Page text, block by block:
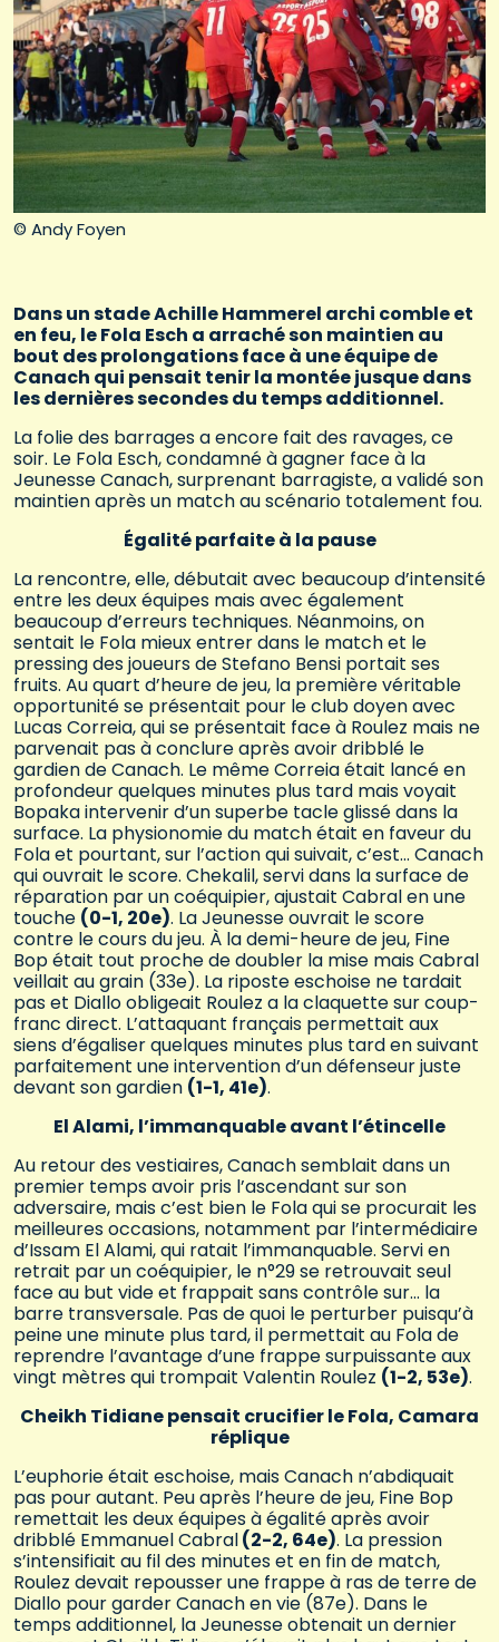
© Andy Foyen
Dans un stade Achille Hammerel archi comble et
en feu, le Fola Esch a arraché son maintien au
bout des prolongations face à une équipe de
Canach qui pensait tenir la montée jusque dans
les dernières secondes du temps additionnel.
La folie des barrages a encore fait des ravages, ce
soir. Le Fola Esch, condamné à gagner face à la
Jeunesse Canach, surprenant barragiste, a validé son
maintien après un match au scénario totalement fou.
Égalité parfaite à la pause
La rencontre, elle, débutait avec beaucoup d’intensité
entre les deux équipes mais avec également
beaucoup d’erreurs techniques. Néanmoins, on
sentait le Fola mieux entrer dans le match et le
pressing des joueurs de Stefano Bensi portait ses
fruits. Au quart d’heure de jeu, la première véritable
opportunité se présentait pour le club doyen avec
Lucas Correia, qui se présentait face à Roulez mais ne
parvenait pas à conclure après avoir dribblé le
gardien de Canach. Le même Correia était lancé en
profondeur quelques minutes plus tard mais voyait
Bopaka intervenir d’un superbe tacle glissé dans la
surface. La physionomie du match était en faveur du
Fola et pourtant, sur l’action qui suivait, c’est… Canach
qui ouvrait le score. Chekalil, servi dans la surface de
réparation par un coéquipier, ajustait Cabral en une
touche (0-1, 20e). La Jeunesse ouvrait le score
contre le cours du jeu. À la demi-heure de jeu, Fine
Bop était tout proche de doubler la mise mais Cabral
veillait au grain (33e). La riposte eschoise ne tardait
pas et Diallo obligeait Roulez a la claquette sur coup-
franc direct. L’attaquant français permettait aux
siens d’égaliser quelques minutes plus tard en suivant
parfaitement une intervention d’un défenseur juste
devant son gardien (1-1, 41e).
El Alami, l’immanquable avant l’étincelle
Au retour des vestiaires, Canach semblait dans un
premier temps avoir pris l’ascendant sur son
adversaire, mais c’est bien le Fola qui se procurait les
meilleures occasions, notamment par l’intermédiaire
d’Issam El Alami, qui ratait l’immanquable. Servi en
retrait par un coéquipier, le n°29 se retrouvait seul
face au but vide et frappait sans contrôle sur… la
barre transversale. Pas de quoi le perturber puisqu’à
peine une minute plus tard, il permettait au Fola de
reprendre l’avantage d’une frappe surpuissante aux
vingt mètres qui trompait Valentin Roulez (1-2, 53e).
Cheikh Tidiane pensait crucifier le Fola, Camara
réplique
L’euphorie était eschoise, mais Canach n’abdiquait
pas pour autant. Peu après l’heure de jeu, Fine Bop
remettait les deux équipes à égalité après avoir
dribblé Emmanuel Cabral(2-2, 64e). La pression
s’intensifiait au fil des minutes et en fin de match,
Roulez devait repousser une frappe à ras de terre de
Diallo pour garder Canach en vie (87e). Dans le
temps additionnel, la Jeunesse obtenait un dernier